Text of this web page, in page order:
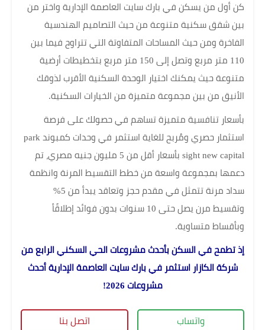
كن أول من يسكن في بارك سايت العاصمة الإدارية واختر من
بين شقق سكنية متنوعة من حيث التصاميم الهندسية
الفاخرة ومن حيث المساحات المتفاوتة التي تتراوح فيما بين
110 متر مربع وتصل إلى 150 متر مربع بتخطيطات أرضية
متنوعة حيث يمكنك اختيار الوحدة السكنية الأقرب لذوقك
الأنيق من بين مجموعة متميزة من الخيارات السكنية.
بأسعار تنافسية متميزة تساهم في حصولك على فرصة
استثمار حصري ومُربح للغاية استثمر في وحدات كمبوند park
sight new capital بأسعار أقل من 5 مليون جنيه مصري، تم
دعمها بمجموعة واسعة من خطط التقسيط المرنة وانظمة
سداد مرنة تتمثل في مقدم حجز وتعاقد يبدأ من 5%
وتقسيط مرن يصل حتى 10 سنوات بدون فوائد إطلاقًأ
وبأقساط متساوية.
إذ تطمح في السكن بأحدث مشروعات الحي السكني الرابع من
شركة الكازار استثمر في بارك سايت العاصمة الإدارية أحدث
مشروعات 2026!
واتساب اتصل بنا